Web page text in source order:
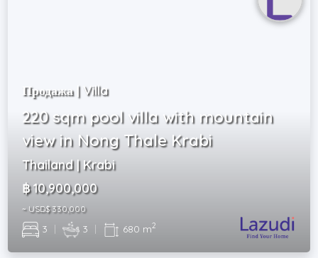
Продажа | Villa
220 sqm pool villa with mountain
view in Nong Thale Krabi
Thailand | Krabi
฿ 10,900,000
~ USD$ 330,000
3 | 3 | 680 m2